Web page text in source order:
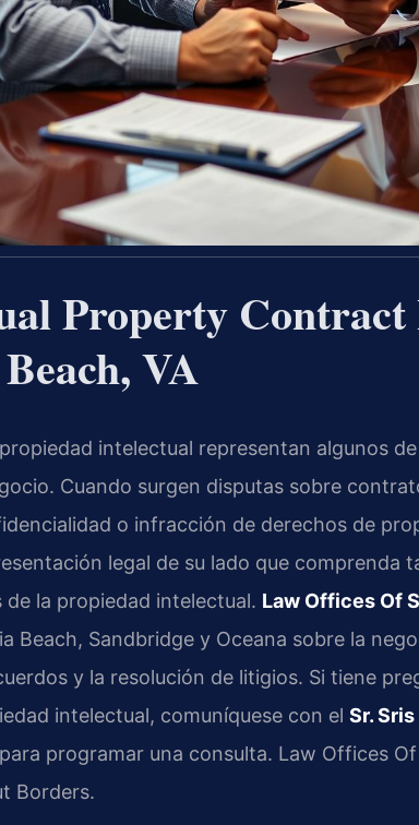
Property
VA
intelectual representan algunos
Cuando surgen disputas sobre
o infracción de derechos de
legal de su lado que comprenda
la propiedad intelectual. Law Offices Of
Beach, Sandbridge y Oceana sobre la
y la resolución de litigios. Si tiene
intelectual, comuníquese con el Sr.
para programar una consulta. Law Offices
Borders.